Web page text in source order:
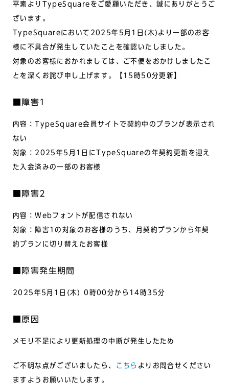
平素よりTypeSquareをご愛顧いただき、誠にありがとうご
ざいます。
TypeSquareにおいて2025年5月1日(木)より一部のお客
様に不具合が発生していたことを確認いたしました。
対象のお客様におかれましては、ご不便をおかけしましたこ
とを深くお詫び申し上げます。【15時50分更新】
■障害1
内容：TypeSquare会員サイトで契約中のプランが表示され
ない
対象：2025年5月1日にTypeSquareの年契約更新を迎え
た入金済みの一部のお客様
■障害2
内容：Webフォントが配信されない
対象：障害1の対象のお客様のうち、月契約プランから年契
約プランに切り替えたお客様
■障害発生期間
2025年5月1日(木) 0時00分から14時35分
■原因
メモリ不足により更新処理の中断が発生したため
ご不明な点がございましたら、 こちら よりお問合せください
ますようお願いいたします。